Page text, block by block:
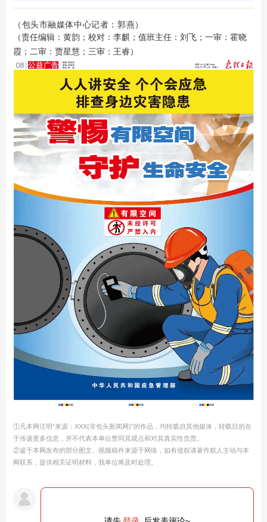
（包头市融媒体中心记者： 郭燕）
（责任编辑：黄韵；校对：李麒；值班主任：刘飞；一审：霍晓
霞；二审：贾星慧；三审：王睿）
①凡本网注明“来源：XXX(非包头新闻网)”的作品，均转载自其他媒体，转载目的在
于传递更多信息，并不代表本单位赞同其观点和对其真实性负责。
②鉴于本网发布的部分图文、视频稿件来源于网络，如有侵权请著作权人主动与本
网联系，提供相关证明材料，我单位将及时处理。